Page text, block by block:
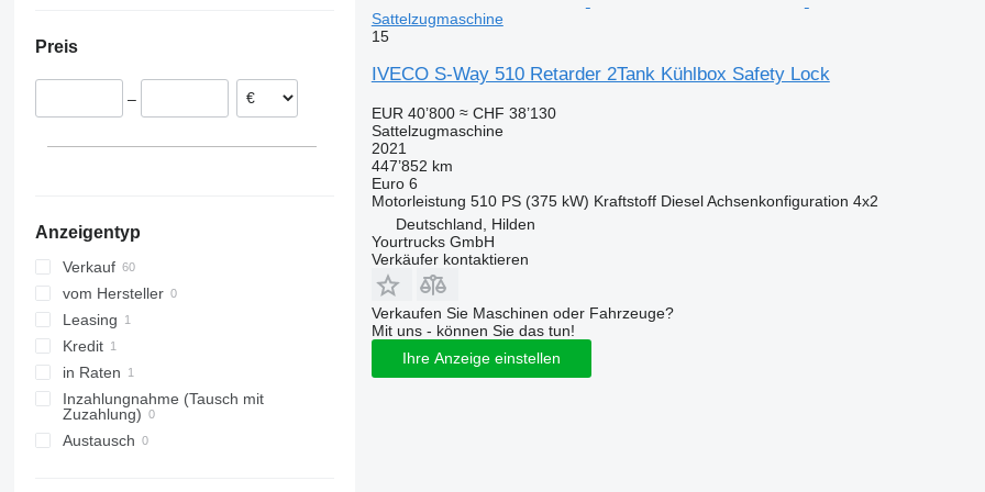
Deutschland
Hannover
Euskirchen
Salzgitter
Bovenden
alle anzeigen
Ungarn
Chile
Preis
–
Anzeigentyp
Verkauf
vom Hersteller
Leasing
Kredit
in Raten
Inzahlungnahme (Tausch mit
Zuzahlung)
Austausch
Sattelzugmaschine
15
IVECO S-Way 510 Retarder 2Tank Kühlbox Safety Lock
EUR 40’800 ≈ CHF 38’130
Sattelzugmaschine
2021
447’852 km
Euro 6
Motorleistung 510 PS (375 kW) Kraftstoff Diesel Achsenkonfiguration 4x2
Deutschland, Hilden
Yourtrucks GmbH
Verkäufer kontaktieren
Verkaufen Sie Maschinen oder Fahrzeuge?
Mit uns - können Sie das tun!
Ihre Anzeige einstellen